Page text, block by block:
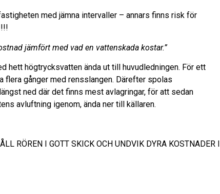
med jämna intervaller – annars finns risk för
jämfört med vad en vattenskada kostar.”
hett högtrycksvatten ända ut till huvudledningen. För ett
flera gånger med rensslangen. Därefter spolas
ned där det finns mest avlagringar, för att sedan
avluftning igenom, ända ner till källaren.
RÖREN I GOTT SKICK OCH UNDVIK DYRA KOSTNADER I